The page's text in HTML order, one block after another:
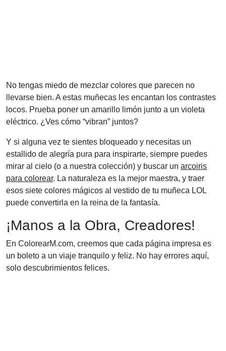
No tengas miedo de mezclar colores que parecen no
llevarse bien. A estas muñecas les encantan los contrastes
locos. Prueba poner un amarillo limón junto a un violeta
eléctrico. ¿Ves cómo “vibran” juntos?
Y si alguna vez te sientes bloqueado y necesitas un
estallido de alegría pura para inspirarte, siempre puedes
mirar al cielo (o a nuestra colección) y buscar un arcoiris
para colorear. La naturaleza es la mejor maestra, y traer
esos siete colores mágicos al vestido de tu muñeca LOL
puede convertirla en la reina de la fantasía.
¡Manos a la Obra, Creadores!
En ColorearM.com, creemos que cada página impresa es
un boleto a un viaje tranquilo y feliz. No hay errores aquí,
solo descubrimientos felices.